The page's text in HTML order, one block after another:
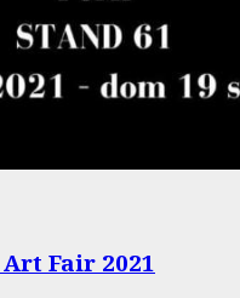
Fair 2021